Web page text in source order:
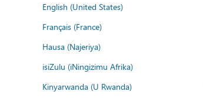
English (United States)
Français (France)
Hausa (Najeriya)
isiZulu (iNingizimu Afrika)
Kinyarwanda (U Rwanda)